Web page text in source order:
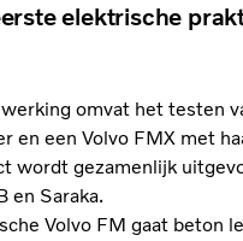
elektrische
omvat het testen
en een Volvo FMX met
wordt gezamenlijk
en Saraka.
Volvo FM gaat beton